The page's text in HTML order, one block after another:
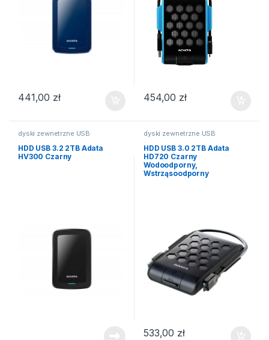
441,00 zł 454,00 zł
dyski zewnetrzne USB
HDD USB 3.2 2TB Adata
HV300 Czarny
dyski zewnetrzne USB
HDD USB 3.0 2TB Adata
HD720 Czarny
Wodoodporny,
Wstrząsoodporny
533,00 zł